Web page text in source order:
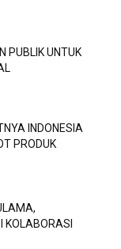
PUBLIK UNTUK
INDONESIA
PRODUK
KOLABORASI